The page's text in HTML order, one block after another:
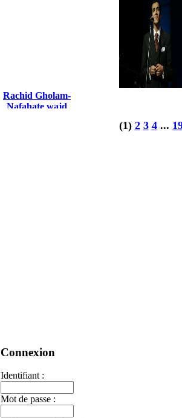
Rachid Gholam-
Nafahate wajd
(1) 2 3 4...
Connexion
Identifiant :
Mot de passe :